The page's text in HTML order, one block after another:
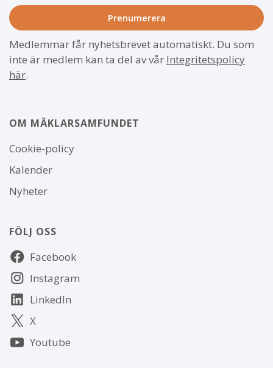
Medlemmar får nyhetsbrevet automatiskt. Du som
inte är medlem kan ta del av vår Integritetspolicy
här.
OM MÄKLARSAMFUNDET
Om
webbplatsen
Cookie-policy
Kalender
Nyheter
FÖLJ OSS
Följ
oss Facebook
Instagram
LinkedIn
X
Youtube